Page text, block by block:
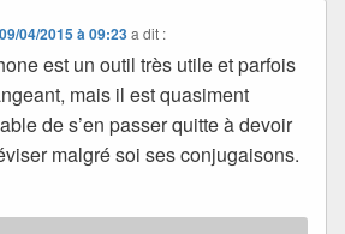
09/04/2015 à 09:23 a dit :
est un outil très utile et parfois
mais il est quasiment
de s’en passer quitte à devoir
malgré soi ses conjugaisons.